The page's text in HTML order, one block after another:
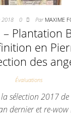
2018 0 Par MAXIME
Plantation
en
des
Évaluations
la sélection 2017
dernier et re-